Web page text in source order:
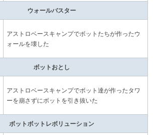
ウォールバスター
アストロベースキャンプでボットたちが作ったウ
ォールを壊した
ボットおとし
アストロベースキャンプでボット達が作ったタワ
ーを崩さずにボットを引き抜いた
ボットボットレボリューション